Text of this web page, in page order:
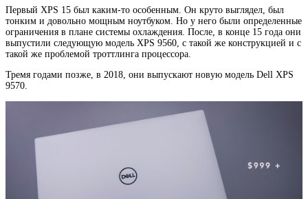
Первый XPS 15 был каким-то особенным. Он круто выглядел, был
тонким и довольно мощным ноутбуком. Но у него были определенные
ограничения в плане системы охлаждения. После, в конце 15 года они
выпустили следующую модель XPS 9560, с такой же конструкцией и с
такой же проблемой троттлинга процессора.
Тремя годами позже, в 2018, они выпускают новую модель Dell XPS
9570.